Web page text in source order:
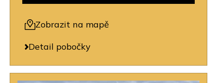
Zobrazit na mapě
Detail pobočky